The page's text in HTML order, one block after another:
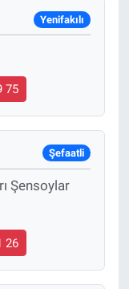
Yenifakılı
75
Şefaatli
Şensoylar
26